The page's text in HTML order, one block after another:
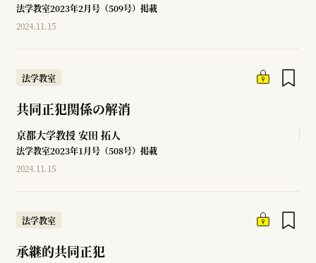
法学教室2023年2月号（509号）掲載
2024.11.15
法学教室
共同正犯関係の解消
京都大学教授 安田 拓人
法学教室2023年1月号（508号）掲載
2024.11.15
法学教室
承継的共同正犯